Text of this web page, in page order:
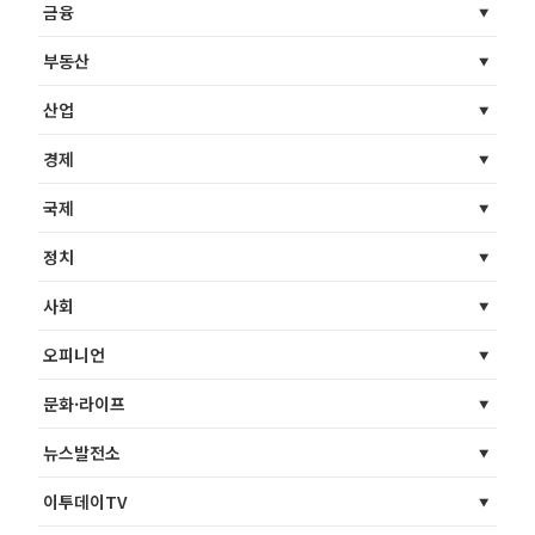
금융
부동산
산업
경제
국제
정치
사회
오피니언
문화·라이프
뉴스발전소
이투데이TV